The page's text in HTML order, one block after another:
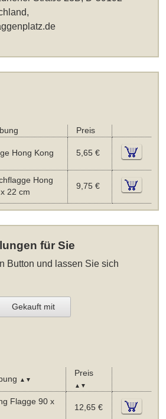
Preis
Hong Kong 5,65 €
Hong
22 cm
9,75 €
für Sie
Button und lassen Sie sich
Gekauft mit
▲▼
Preis
▲▼
Flagge 90 x
12,65 €